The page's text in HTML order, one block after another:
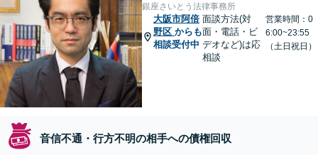
銀座さいとう法律事務所
大阪市阿倍
野区 からも
相談受付中
面談方法(対
面・電話・ビ
デオなど)は応
相談
営業時間：0
6:00~23:55
（土日祝日）
音信不通・行方不明の相手への債権回収